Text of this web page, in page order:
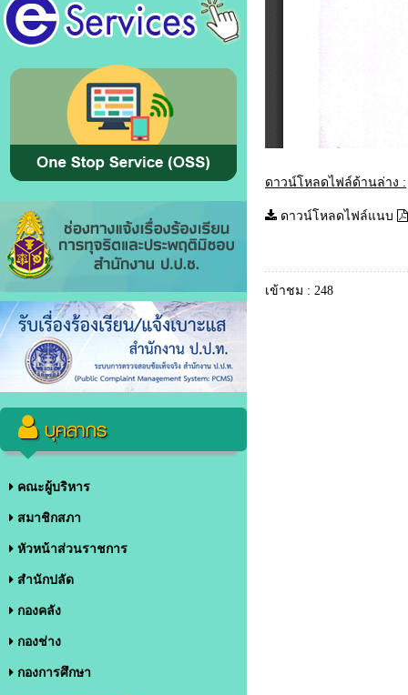
บุคลากร
คณะผู้บริหาร
สมาชิกสภา
หัวหน้าส่วนราชการ
สำนักปลัด
กองคลัง
กองช่าง
กองการศึกษา
ดาวน์โหลดไฟล์ด้านล่าง :
ดาวน์โหลดไฟล์แนบ
เข้าชม : 248